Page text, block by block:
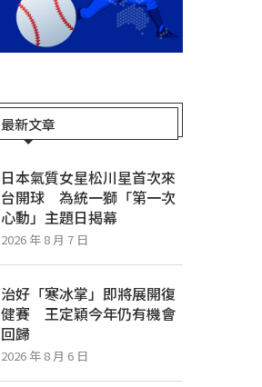
最新文章
日本氣質女星松川星首次來
台開球 為統一獅「第一次
心動」主題日揭幕
2026 年 8 月 7 日
治好「寒冰掌」即將展開復
健賽 王定穎今年仍有機會
回歸
2026 年 8 月 6 日